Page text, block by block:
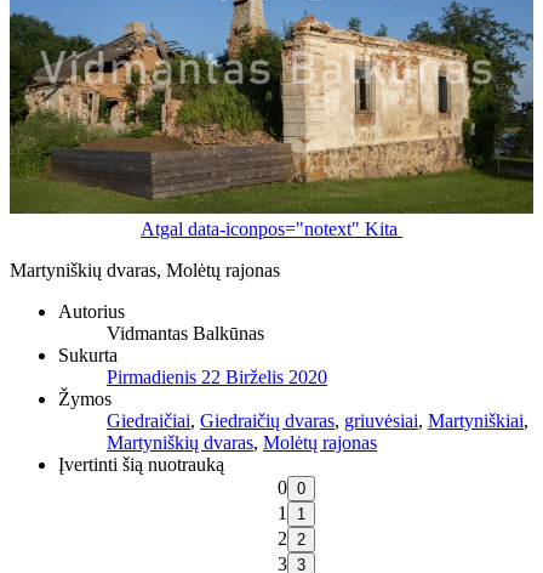
Atgal data-iconpos="notext" Kita
Martyniškių dvaras, Molėtų rajonas
Autorius
Vidmantas Balkūnas
Sukurta
Pirmadienis 22 Birželis 2020
Žymos
Giedraičiai, Giedraičių dvaras, griuvėsiai, Martyniškiai,
Martyniškių dvaras, Molėtų rajonas
Įvertinti šią nuotrauką
0
1
2
3